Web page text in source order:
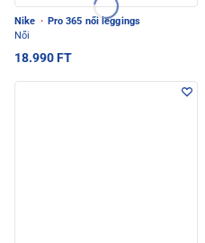
Nike · Pro 365 női leggings
Női
18.990 FT